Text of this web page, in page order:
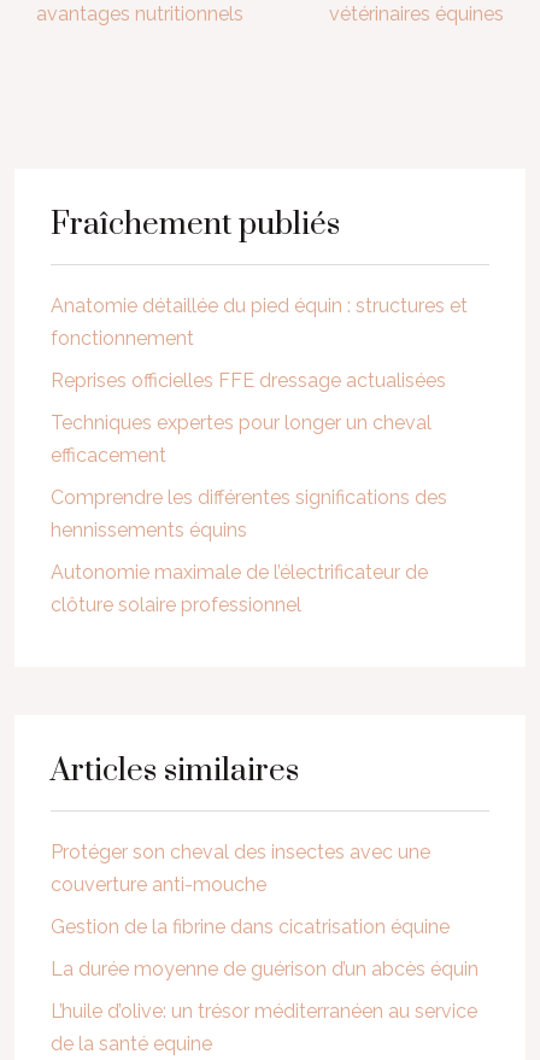
avantages nutritionnels
vétérinaires équines
Fraîchement publiés
Anatomie détaillée du pied équin : structures et
fonctionnement
Reprises officielles FFE dressage actualisées
Techniques expertes pour longer un cheval
efficacement
Comprendre les différentes significations des
hennissements équins
Autonomie maximale de l’électrificateur de
clôture solaire professionnel
Articles similaires
Protéger son cheval des insectes avec une
couverture anti-mouche
Gestion de la fibrine dans cicatrisation équine
La durée moyenne de guérison d’un abcès équin
L’huile d’olive: un trésor méditerranéen au service
de la santé equine